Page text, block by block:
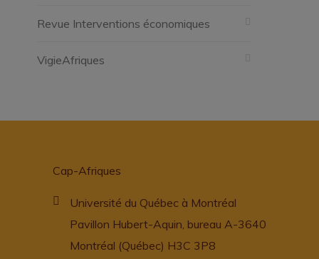
Revue Interventions économiques
VigieAfriques
Cap-Afriques
Université du Québec à Montréal
Pavillon Hubert-Aquin, bureau A-3640
Montréal (Québec) H3C 3P8